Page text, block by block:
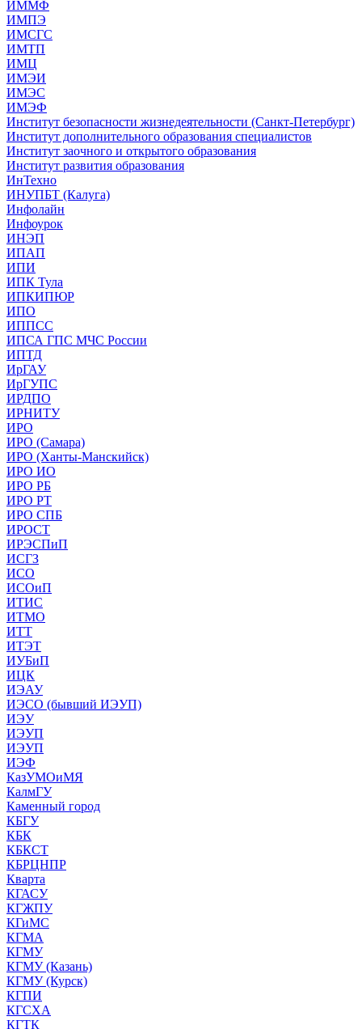
ИММФ
ИМПЭ
ИМСГС
ИМТП
ИМЦ
ИМЭИ
ИМЭС
ИМЭФ
Институт безопасности жизнедеятельности (Санкт-Петербург)
Институт дополнительного образования специалистов
Институт заочного и открытого образования
Институт развития образования
ИнТехно
ИНУПБТ (Калуга)
Инфолайн
Инфоурок
ИНЭП
ИПАП
ИПИ
ИПК Тула
ИПКИПЮР
ИПО
ИППСС
ИПСА ГПС МЧС России
ИПТД
ИрГАУ
ИрГУПС
ИРДПО
ИРНИТУ
ИРО
ИРО (Самара)
ИРО (Ханты-Манскийск)
ИРО ИО
ИРО РБ
ИРО РТ
ИРО СПБ
ИРОСТ
ИРЭСПиП
ИСГЗ
ИСО
ИСОиП
ИТИС
ИТМО
ИТТ
ИТЭТ
ИУБиП
ИЦК
ИЭАУ
ИЭСО (бывший ИЭУП)
ИЭУ
ИЭУП
ИЭУП
ИЭФ
КазУМОиМЯ
КалмГУ
Каменный город
КБГУ
КБК
КБКСТ
КБРЦНПР
Кварта
КГАСУ
КГЖПУ
КГиМС
КГМА
КГМУ
КГМУ (Казань)
КГМУ (Курск)
КГПИ
КГСХА
КГТК